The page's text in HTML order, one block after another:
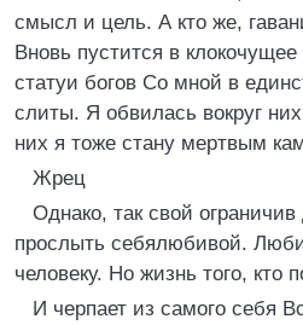
смысл и цель. А кто же,
Вновь пустится в
статуи богов Со мной в
слиты. Я обвилась вокруг
них я тоже стану мертвым
Жрец
Однако, так свой
прослыть себялюбивой.
человеку. Но жизнь того, кто
И черпает из самого себя